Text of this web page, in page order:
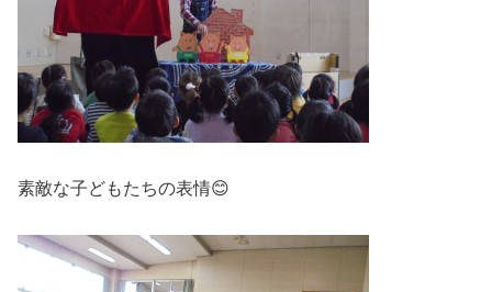
素敵な子どもたちの表情😊